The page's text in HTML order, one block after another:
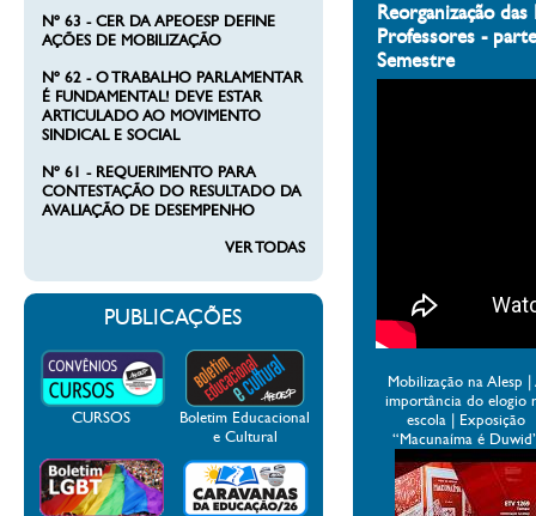
Nº 63 - CER DA APEOESP DEFINE
AÇÕES DE MOBILIZAÇÃO
Nº 62 - O TRABALHO PARLAMENTAR
É FUNDAMENTAL! DEVE ESTAR
ARTICULADO AO MOVIMENTO
SINDICAL E SOCIAL
Nº 61 - REQUERIMENTO PARA
CONTESTAÇÃO DO RESULTADO DA
AVALIAÇÃO DE DESEMPENHO
VER TODAS
PUBLICAÇÕES
CURSOS
Boletim Educacional
e Cultural
Reorganização
Professores -
Semestre
Mobilização na Alesp |
importância do elogio
escola | Exposição
“Macunaíma é